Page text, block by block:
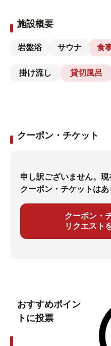
施設概要
岩盤浴 サウナ 食
掛け流し 貸切風呂
クーポン・チケット
申し訳ございません。
クーポン・チケットはあ
クーポン・
リクエスト
おすすめポイン
トに投票